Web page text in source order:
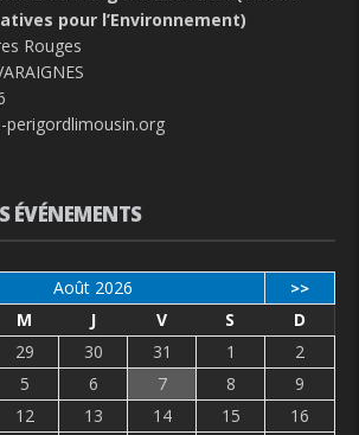
pour l’Environnement)
Rouges
perigordlimousin.org
ÉVÉNEMENTS
Août 2026 >>
M J V S
D
29 30 31 1
2
5 6 7 8
9
12 13 14 15
16